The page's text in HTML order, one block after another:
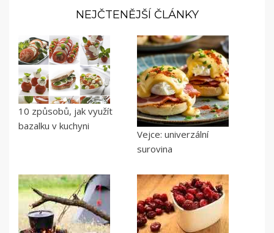
NEJČTENĚJŠÍ ČLÁNKY
10 způsobů, jak využít
bazalku v kuchyni
Vejce: univerzální
surovina